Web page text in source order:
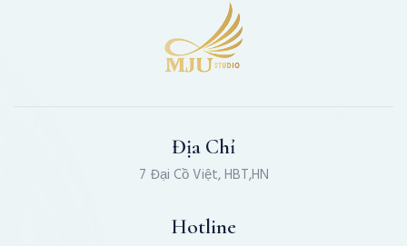
Địa Chỉ
7 Đại Cồ Việt, HBT,HN
Hotline